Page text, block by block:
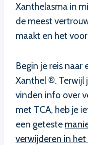
Xanthelasma in
de meest
maakt en het
Begin je reis naar
Xanthel ®. Terwijl
vinden info over
met TCA, heb je
een geteste
verwijderen in